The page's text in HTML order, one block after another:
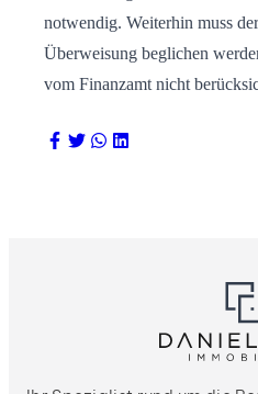
notwendig. Weiterhin muss
Überweisung beglichen
vom Finanzamt nicht